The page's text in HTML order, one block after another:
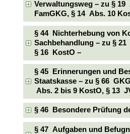
Verwaltungsweg – zu § 19
FamGKG, § 14 Abs. 10
§ 44 Nichterhebung von
Sachbehandlung – zu § 21
§ 16 KostO –
§ 45 Erinnerungen und
Staatskasse – zu § 66
Abs. 2 bis 9 KostO, § 13
§ 46 Besondere Prüfung
§ 47 Aufgaben und